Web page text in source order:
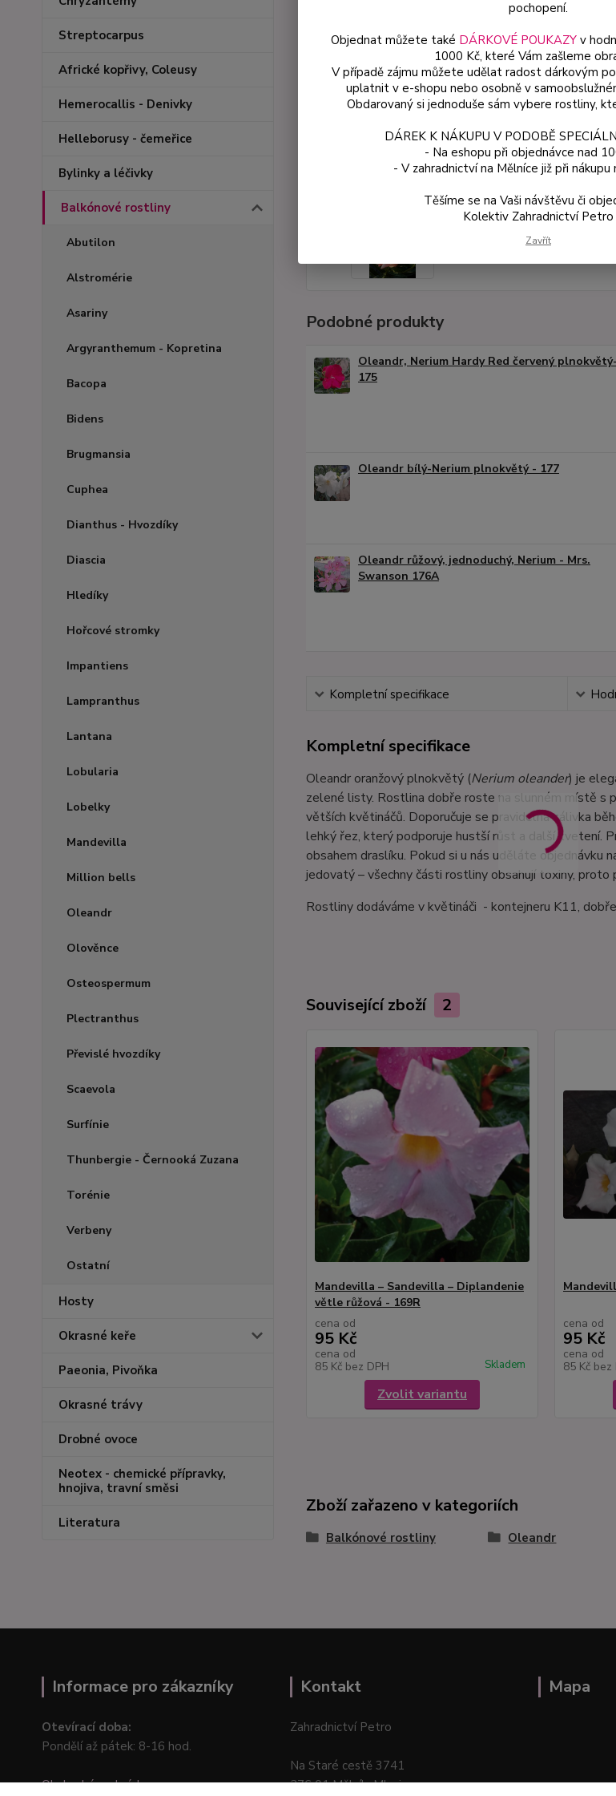
Streptocarpus
Africké kopřivy, Coleusy
Hemerocallis - Denivky
Helleborusy - čemeřice
Bylinky a léčivky
Balkónové rostliny
Abutilon
Alstromérie
Asariny
Argyranthemum - Kopretina
Bacopa
Bidens
Brugmansia
Cuphea
Dianthus - Hvozdíky
Diascia
Hledíky
Hořcové stromky
Impantiens
Lampranthus
Lantana
Lobularia
Lobelky
Mandevilla
Million bells
Oleandr
Olověnce
Osteospermum
Plectranthus
Převislé hvozdíky
Scaevola
Surfínie
Thunbergie - Černooká Zuzana
Torénie
Verbeny
Ostatní
Hosty
Okrasné keře
Paeonia, Pivoňka
Okrasné trávy
Drobné ovoce
Neotex - chemické přípravky,
hnojiva, travní směsi
Literatura
Podobné produkty
Oleandr, Nerium Hardy Red červený
175
Oleandr bílý-Nerium plnokvětý - 177
Oleandr růžový, jednoduchý, Nerium - Mrs.
Swanson 176A
Kompletní specifikace
Kompletní specifikace
Oleandr oranžový plnokvětý (Nerium oleander) je
zelené listy. Rostlina dobře roste na slunném místě s
větších květináčů. Doporučuje se pravidelná zálivka
lehký řez, který podporuje hustší růst a další kvetení.
obsahem draslíku. Pokud si u nás uděláte objednávku
jedovatý – všechny části rostliny obsahují toxiny, proto
Rostliny dodáváme v květináči - kontejneru K11,
Související zboží 2
Mandevilla – Sandevilla – Diplandenie
větle růžová - 169R
cena od
95 Kč
cena od
85 Kč bez DPH Skladem
Zvolit variantu
cena od
95 Kč
cena od
85 Kč bez
Zboží zařazeno v kategoriích
Balkónové rostliny Oleandr
Informace pro zákazníky
Otevírací doba:
Pondělí až pátek: 8-16 hod.
Obchodní podmínky
Kontakt
Zahradnictví Petro
Na Staré cestě 3741
276 01 Mělník–Mlazice
Mapa
pochopení.
Objednat můžete také DÁRKOVÉ POUKAZYv
1000 Kč, které Vám zašleme
V případě zájmu můžete udělat radost dárkovým
uplatnit v e-shopu nebo osobně v
Obdarovaný si jednoduše sám vybere rostliny,
DÁREK K NÁKUPU V PODOBĚ
- Na eshopu při objednávce nad
- V zahradnictví na Mělníce již při nákupu
Těšíme se na Vaši návštěvu či
Kolektiv Zahradnictví Petro
Zavřít